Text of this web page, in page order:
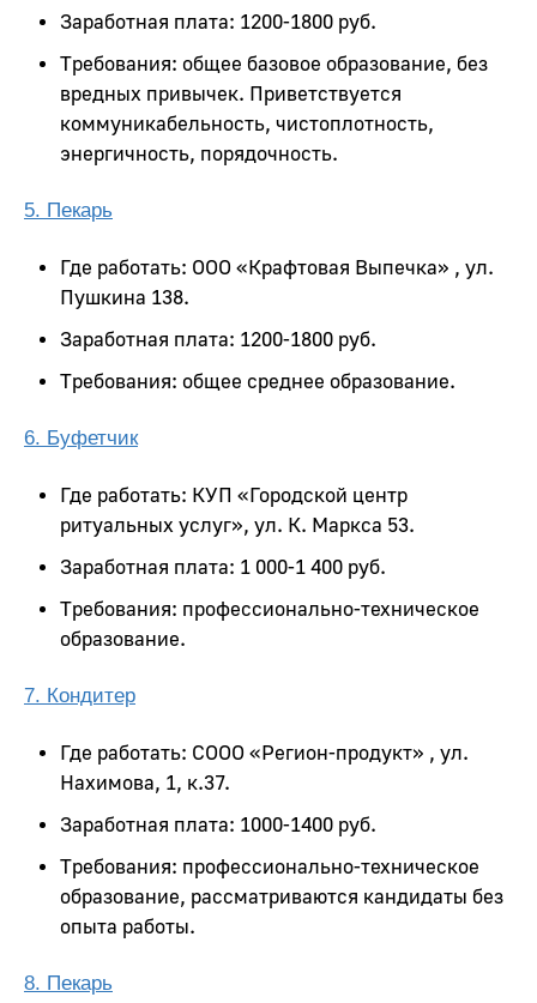
Заработная плата: 1200-1800 руб.
Требования: общее базовое образование, без
вредных привычек. Приветствуется
коммуникабельность, чистоплотность,
энергичность, порядочность.
5. Пекарь
Где работать: ООО «Крафтовая Выпечка» , ул.
Пушкина 138.
Заработная плата: 1200-1800 руб.
Требования: общее среднее образование.
6. Буфетчик
Где работать: КУП «Городской центр
ритуальных услуг», ул. К. Маркса 53.
Заработная плата: 1 000-1 400 руб.
Требования: профессионально-техническое
образование.
7. Кондитер
Где работать: СООО «Регион-продукт» , ул.
Нахимова, 1, к.37.
Заработная плата: 1000-1400 руб.
Требования: профессионально-техническое
образование, рассматриваются кандидаты без
опыта работы.
8. Пекарь